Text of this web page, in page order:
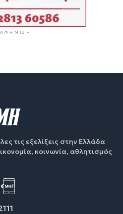
τις εξελίξεις στην Ελλάδα
κοινωνία, αθλητισμός